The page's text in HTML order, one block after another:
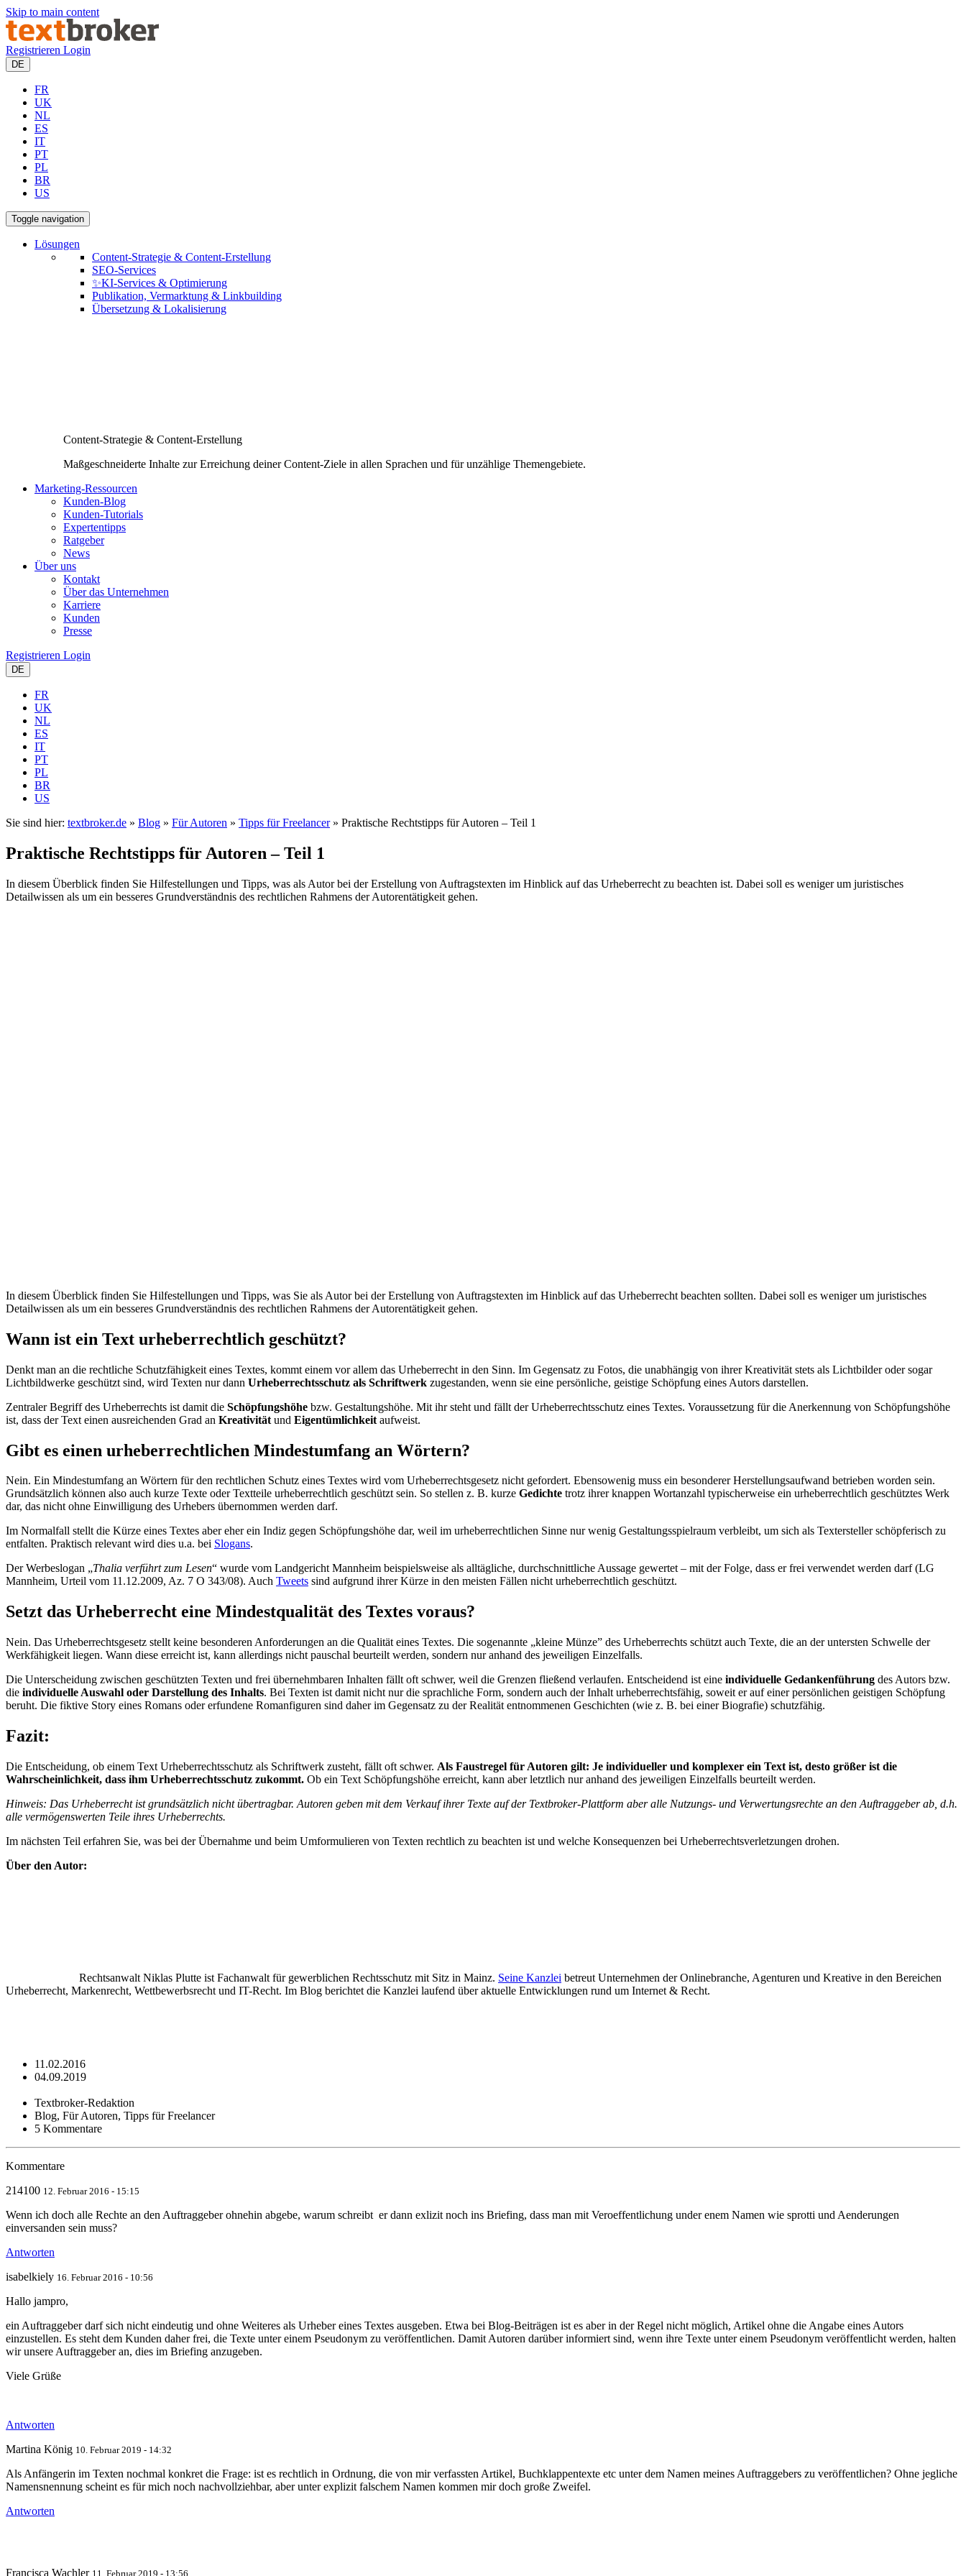
Skip to main content
Registrieren Login
DE
FR
UK
NL
ES
IT
PT
PL
BR
US
Toggle navigation
Lösungen
Content-Strategie & Content-Erstellung
SEO-Services
✨KI-Services & Optimierung
Publikation, Vermarktung & Linkbuilding
Übersetzung & Lokalisierung
Content-Strategie & Content-Erstellung
Maßgeschneiderte Inhalte zur Erreichung deiner Content-Ziele in allen Sprachen und für unzählige Themengebiete.
Marketing-Ressourcen
Kunden-Blog
Kunden-Tutorials
Expertentipps
Ratgeber
News
Über uns
Kontakt
Über das Unternehmen
Karriere
Kunden
Presse
Registrieren Login
DE
FR
UK
NL
ES
IT
PT
PL
BR
US
Sie sind hier: textbroker.de » Blog » Für Autoren » Tipps für Freelancer» Praktische Rechtstipps für Autoren – Teil 1
Praktische Rechtstipps für Autoren – Teil 1
In diesem Überblick finden Sie Hilfestellungen und Tipps, was als Autor bei der Erstellung von Auftragstexten im Hinblick auf das Urheberrecht zu beachten ist. Dabei soll es weniger um juristisches
Detailwissen als um ein besseres Grundverständnis des rechtlichen Rahmens der Autorentätigkeit gehen.
In diesem Überblick finden Sie Hilfestellungen und Tipps, was Sie als Autor bei der Erstellung von Auftragstexten im Hinblick auf das Urheberrecht beachten sollten. Dabei soll es weniger um juristisches
Detailwissen als um ein besseres Grundverständnis des rechtlichen Rahmens der Autorentätigkeit gehen.
Wann ist ein Text urheberrechtlich geschützt?
Denkt man an die rechtliche Schutzfähigkeit eines Textes, kommt einem vor allem das Urheberrecht in den Sinn. Im Gegensatz zu Fotos, die unabhängig von ihrer Kreativität stets als Lichtbilder oder sogar
Lichtbildwerke geschützt sind, wird Texten nur dann Urheberrechtsschutz als Schriftwerk zugestanden, wenn sie eine persönliche, geistige Schöpfung eines Autors darstellen.
Zentraler Begriff des Urheberrechts ist damit die Schöpfungshöhe bzw. Gestaltungshöhe. Mit ihr steht und fällt der Urheberrechtsschutz eines Textes. Voraussetzung für die Anerkennung von Schöpfungshöhe
ist, dass der Text einen ausreichenden Grad an Kreativität und Eigentümlichkeit aufweist.
Gibt es einen urheberrechtlichen Mindestumfang an Wörtern?
Nein. Ein Mindestumfang an Wörtern für den rechtlichen Schutz eines Textes wird vom Urheberrechtsgesetz nicht gefordert. Ebensowenig muss ein besonderer Herstellungsaufwand betrieben worden sein.
Grundsätzlich können also auch kurze Texte oder Textteile urheberrechtlich geschützt sein. So stellen z. B. kurze Gedichte trotz ihrer knappen Wortanzahl typischerweise ein urheberrechtlich geschütztes Werk
dar, das nicht ohne Einwilligung des Urhebers übernommen werden darf.
Im Normalfall stellt die Kürze eines Textes aber eher ein Indiz gegen Schöpfungshöhe dar, weil im urheberrechtlichen Sinne nur wenig Gestaltungsspielraum verbleibt, um sich als Textersteller schöpferisch zu
entfalten. Praktisch relevant wird dies u.a. bei Slogans.
Der Werbeslogan „Thalia verführt zum Lesen“ wurde vom Landgericht Mannheim beispielsweise als alltägliche, durchschnittliche Aussage gewertet – mit der Folge, dass er frei verwendet werden darf (LG
Mannheim, Urteil vom 11.12.2009, Az. 7 O 343/08). Auch Tweets sind aufgrund ihrer Kürze in den meisten Fällen nicht urheberrechtlich geschützt.
Setzt das Urheberrecht eine Mindestqualität des Textes voraus?
Nein. Das Urheberrechtsgesetz stellt keine besonderen Anforderungen an die Qualität eines Textes. Die sogenannte „kleine Münze” des Urheberrechts schützt auch Texte, die an der untersten Schwelle der
Werkfähigkeit liegen. Wann diese erreicht ist, kann allerdings nicht pauschal beurteilt werden, sondern nur anhand des jeweiligen Einzelfalls.
Die Unterscheidung zwischen geschützten Texten und frei übernehmbaren Inhalten fällt oft schwer, weil die Grenzen fließend verlaufen. Entscheidend ist eine individuelle Gedankenführung des Autors bzw.
die individuelle Auswahl oder Darstellung des Inhalts. Bei Texten ist damit nicht nur die sprachliche Form, sondern auch der Inhalt urheberrechtsfähig, soweit er auf einer persönlichen geistigen Schöpfung
beruht. Die fiktive Story eines Romans oder erfundene Romanfiguren sind daher im Gegensatz zu der Realität entnommenen Geschichten (wie z. B. bei einer Biografie) schutzfähig.
Fazit:
Die Entscheidung, ob einem Text Urheberrechtsschutz als Schriftwerk zusteht, fällt oft schwer. Als Faustregel für Autoren gilt: Je individueller und komplexer ein Text ist, desto größer ist die
Wahrscheinlichkeit, dass ihm Urheberrechtsschutz zukommt. Ob ein Text Schöpfungshöhe erreicht, kann aber letztlich nur anhand des jeweiligen Einzelfalls beurteilt werden.
Hinweis: Das Urheberrecht ist grundsätzlich nicht übertragbar. Autoren geben mit dem Verkauf ihrer Texte auf der Textbroker-Plattform aber alle Nutzungs- und Verwertungsrechte an den Auftraggeber ab, d.h.
alle vermögenswerten Teile ihres Urheberrechts.
Im nächsten Teil erfahren Sie, was bei der Übernahme und beim Umformulieren von Texten rechtlich zu beachten ist und welche Konsequenzen bei Urheberrechtsverletzungen drohen.
Über den Autor:
Rechtsanwalt Niklas Plutte ist Fachanwalt für gewerblichen Rechtsschutz mit Sitz in Mainz. Seine Kanzlei betreut Unternehmen der Onlinebranche, Agenturen und Kreative in den Bereichen
Urheberrecht, Markenrecht, Wettbewerbsrecht und IT-Recht. Im Blog berichtet die Kanzlei laufend über aktuelle Entwicklungen rund um Internet & Recht.
11.02.2016
04.09.2019
Textbroker-Redaktion
Blog, Für Autoren, Tipps für Freelancer
5 Kommentare
Kommentare
214100 12. Februar 2016 - 15:15
Wenn ich doch alle Rechte an den Auftraggeber ohnehin abgebe, warum schreibt er dann exlizit noch ins Briefing, dass man mit Veroeffentlichung under enem Namen wie sprotti und Aenderungen
einversanden sein muss?
Antworten
isabelkiely 16. Februar 2016 - 10:56
Hallo jampro,
ein Auftraggeber darf sich nicht eindeutig und ohne Weiteres als Urheber eines Textes ausgeben. Etwa bei Blog-Beiträgen ist es aber in der Regel nicht möglich, Artikel ohne die Angabe eines Autors
einzustellen. Es steht dem Kunden daher frei, die Texte unter einem Pseudonym zu veröffentlichen. Damit Autoren darüber informiert sind, wenn ihre Texte unter einem Pseudonym veröffentlicht werden, halten
wir unsere Auftraggeber an, dies im Briefing anzugeben.
Viele Grüße
Antworten
Martina König 10. Februar 2019 - 14:32
Als Anfängerin im Texten nochmal konkret die Frage: ist es rechtlich in Ordnung, die von mir verfassten Artikel, Buchklappentexte etc unter dem Namen meines Auftraggebers zu veröffentlichen? Ohne jegliche
Namensnennung scheint es für mich noch nachvollziehbar, aber unter explizit falschem Namen kommen mir doch große Zweifel.
Antworten
Francisca Wachler 11. Februar 2019 - 13:56